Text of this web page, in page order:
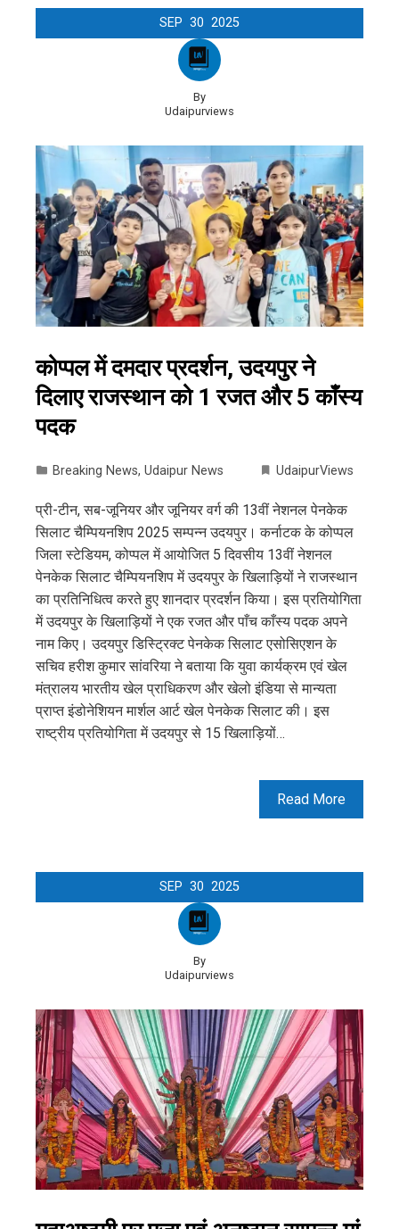
SEP 30 2025
By
Udaipurviews
कोप्पल में दमदार प्रदर्शन, उदयपुर ने
दिलाए राजस्थान को 1 रजत और 5 काँस्य
पदक
Breaking News, Udaipur News UdaipurViews
प्री-टीन, सब-जूनियर और जूनियर वर्ग की 13वीं नेशनल पेनकेक
सिलाट चैम्पियनशिप 2025 सम्पन्न उदयपुर। कर्नाटक के कोप्पल
जिला स्टेडियम, कोप्पल में आयोजित 5 दिवसीय 13वीं नेशनल
पेनकेक सिलाट चैम्पियनशिप में उदयपुर के खिलाड़ियों ने राजस्थान
का प्रतिनिधित्व करते हुए शानदार प्रदर्शन किया। इस प्रतियोगिता
में उदयपुर के खिलाड़ियों ने एक रजत और पाँच काँस्य पदक अपने
नाम किए। उदयपुर डिस्ट्रिक्ट पेनकेक सिलाट एसोसिएशन के
सचिव हरीश कुमार सांवरिया ने बताया कि युवा कार्यक्रम एवं खेल
मंत्रालय भारतीय खेल प्राधिकरण और खेलो इंडिया से मान्यता
प्राप्त इंडोनेशियन मार्शल आर्ट खेल पेनकेक सिलाट की। इस
राष्ट्रीय प्रतियोगिता में उदयपुर से 15 खिलाड़ियों…
Read More
SEP 30 2025
By
Udaipurviews